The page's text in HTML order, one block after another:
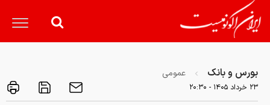
بورس و بانک عمومی
۲۳ خرداد ۱۴۰۵ - ۲۰:۳۰